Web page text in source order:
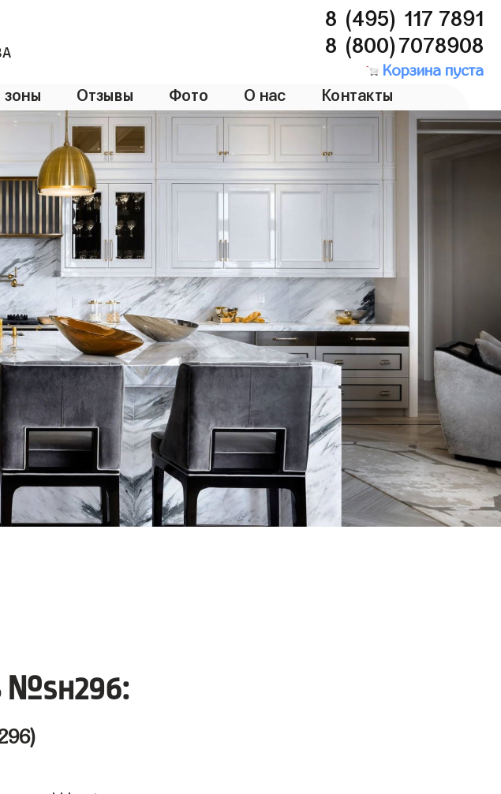
8 (495) 117 7891
8 (800)7078908
Корзина пуста
зоны Отзывы Фото О нас Контакты
№sh296: